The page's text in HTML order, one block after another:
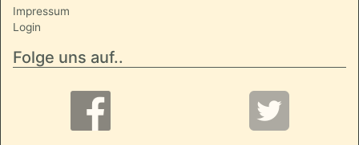
Impressum
Login
Folge uns auf..